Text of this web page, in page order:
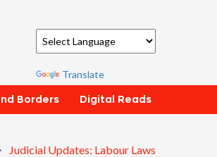
Translate
Borders Digital Reads
Judicial Updates: Labour Laws